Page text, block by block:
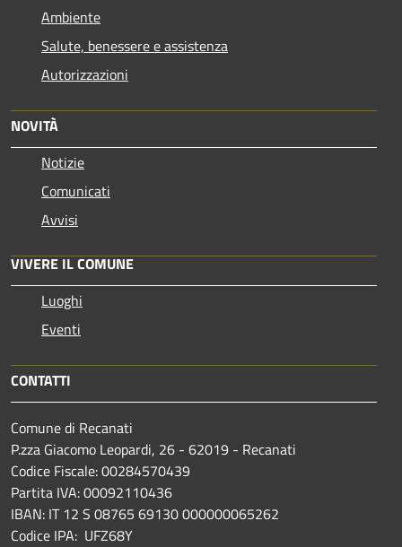
Ambiente
Salute, benessere e assistenza
Autorizzazioni
NOVITÀ
Notizie
Comunicati
Avvisi
VIVERE IL COMUNE
Luoghi
Eventi
CONTATTI
Comune di Recanati
P.zza Giacomo Leopardi, 26 - 62019 - Recanati
Codice Fiscale: 00284570439
Partita IVA: 00092110436
IBAN: IT 12 S 08765 69130 000000065262
Codice IPA: UFZ68Y